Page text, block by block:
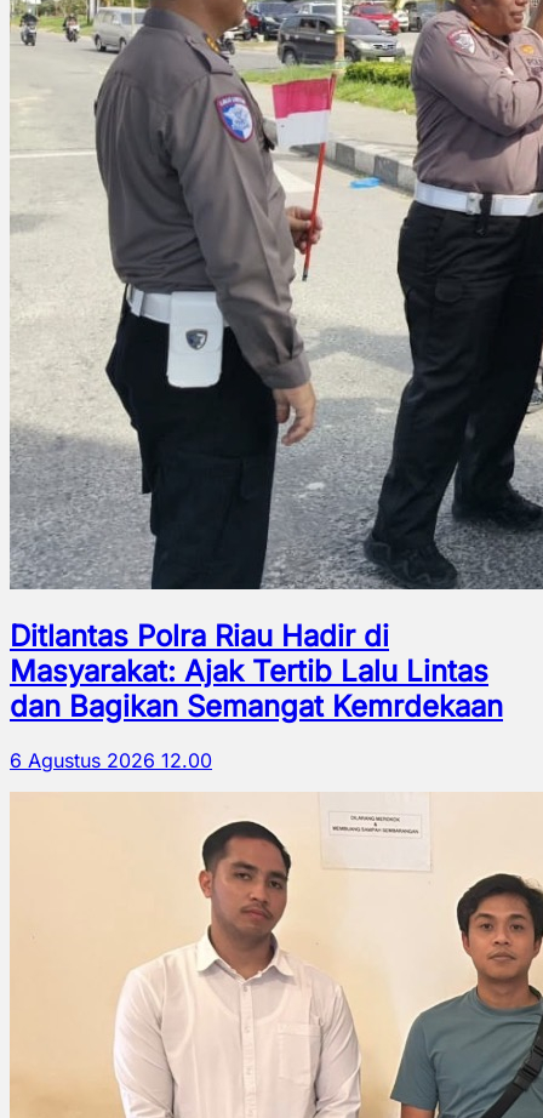
Ditlantas Polra Riau Hadir di
Masyarakat: Ajak Tertib Lalu Lintas
dan Bagikan Semangat Kemrdekaan
6 Agustus 2026 12.00